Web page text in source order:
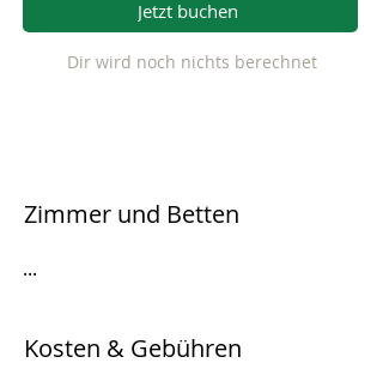
Jetzt buchen
Dir wird noch nichts berechnet
Zimmer und Betten
...
Kosten & Gebühren